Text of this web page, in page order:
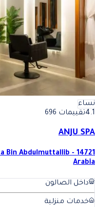
نساء
4.1تقييمات 696
ANJU SPA
Arabia
داخل الصالون
خدمات منزلية